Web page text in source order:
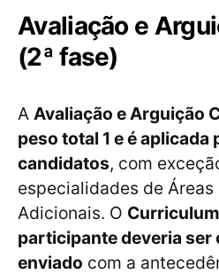
Avaliação e
(2ª fase)
A Avaliação e Arguição
peso total 1 e é aplicada
candidatos, com
especialidades de Áreas
Adicionais. O
participante deveria
enviado com a